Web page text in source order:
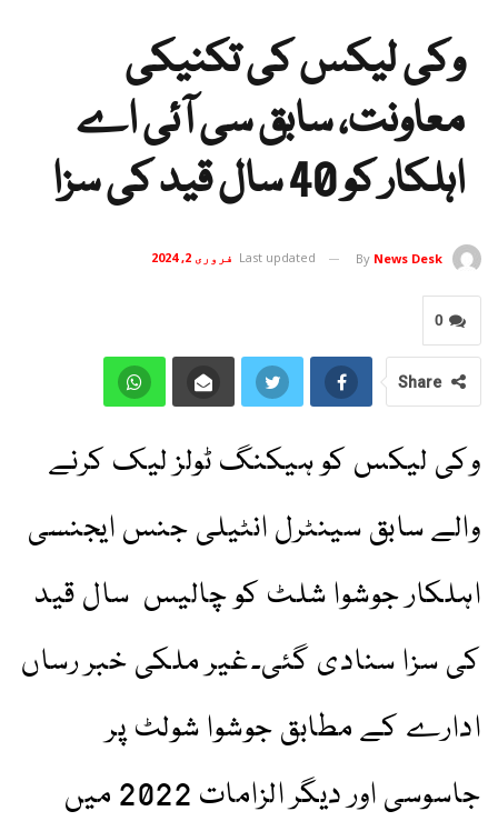
وکی لیکس کی تکنیکی
معاونت، سابق سی آئی اے
اہلکار کو 40 سال قید کی سزا
By News Desk
Last updated فروری 2, 2024
0
Share
وکی لیکس کو ہیکنگ ٹولز لیک کرنے
والے سابق سینٹرل انٹیلی جنس ایجنسی
اہلکار جوشوا شلٹ کو چالیس سال قید
کی سزا سنادی گئی۔غیر ملکی خبر رساں
ادارے کے مطابق جوشوا شولٹ پر
جاسوسی اور دیگر الزامات 2022 میں